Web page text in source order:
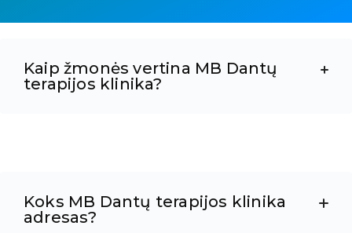
Kaip žmonės vertina MB Dantų
terapijos klinika?
Koks MB Dantų terapijos klinika
adresas?